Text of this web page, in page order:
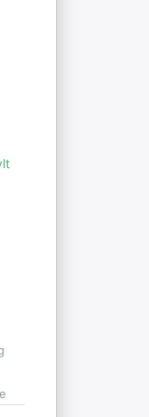
anmeldelser for dette